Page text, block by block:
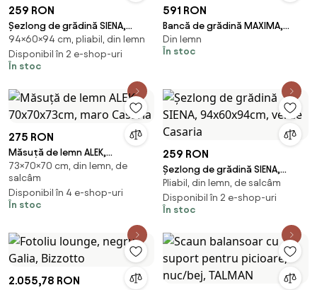
259 RON
Șezlong de grădină SIENA,
94x60x94cm, roșu Casaria
94×60×94 cm, pliabil, din lemn
Disponibil în 2 e-shop-uri
În stoc
591 RON
Bancă de grădină MAXIMA,
152x55x90 cm, natur maro
Casaria
Din lemn
În stoc
275 RON
Măsuță de lemn ALEK,
70x70x73cm, maro Casaria
73×70×70 cm, din lemn, de
salcâm
Disponibil în 4 e-shop-uri
În stoc
259 RON
Șezlong de grădină SIENA,
94x60x94cm, verde Casaria
Pliabil, din lemn, de salcâm
Disponibil în 2 e-shop-uri
În stoc
2.055,78 RON